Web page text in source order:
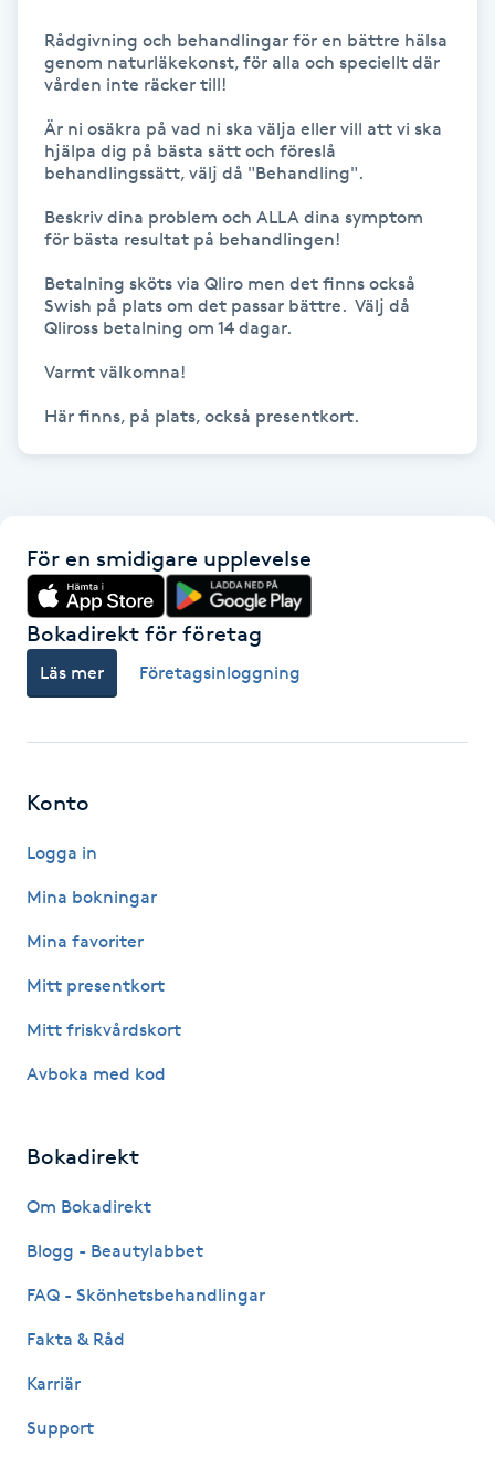
Face framing
Faceliftmassage
Fettreducering
Fibromassage
Fillers
Fotvård
Fransar
Fransborttagning
Fransfärgning
Fransförlängning
Fransförlängning Megavolym
Fransförlängning Volym
Fransk manikyr
Friskvårdsmassage
Frisör
Färgning
Rådgivning och behandlingar för en bättre hälsa
genom naturläkekonst, för alla och speciellt där
vården inte räcker till!
Är ni osäkra på vad ni ska välja eller vill att vi ska
hjälpa dig på bästa sätt och föreslå
behandlingssätt, välj då "Behandling".
Beskriv dina problem och ALLA dina symptom
för bästa resultat på behandlingen!
Betalning sköts via Qliro men det finns också
Swish på plats om det passar bättre.  Välj då
Qliross betalning om 14 dagar.
Varmt välkomna!
För en smidigare upplevelse
Bokadirekt för företag
Läs mer Företagsinloggning
Konto
Logga in
Mina bokningar
Mina favoriter
Mitt presentkort
Mitt friskvårdskort
Avboka med kod
Bokadirekt
Om Bokadirekt
Blogg - Beautylabbet
FAQ - Skönhetsbehandlingar
Fakta & Råd
Karriär
Support